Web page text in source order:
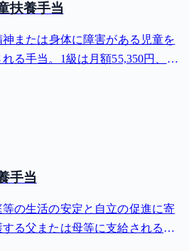
扶養手当
または身体に障害がある児童を
る手当。1級は月額55,350円、2
手当
の生活の安定と自立の促進に寄
る父または母等に支給される手